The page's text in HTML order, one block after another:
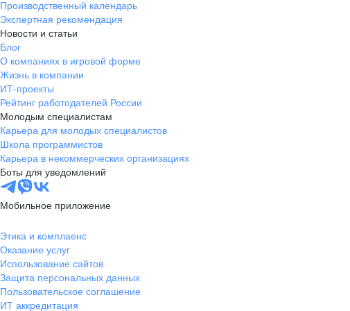
Производственный календарь
Экспертная рекомендация
Новости и статьи
Блог
О компаниях в игровой форме
Жизнь в компании
ИТ-проекты
Рейтинг работодателей России
Молодым специалистам
Карьера для молодых специалистов
Школа программистов
Карьера в некоммерческих организациях
Боты для уведомлений
Мобильное приложение
Этика и комплаенс
Оказание услуг
Использование сайтов
Защита персональных данных
Пользовательское соглашение
ИТ аккредитация